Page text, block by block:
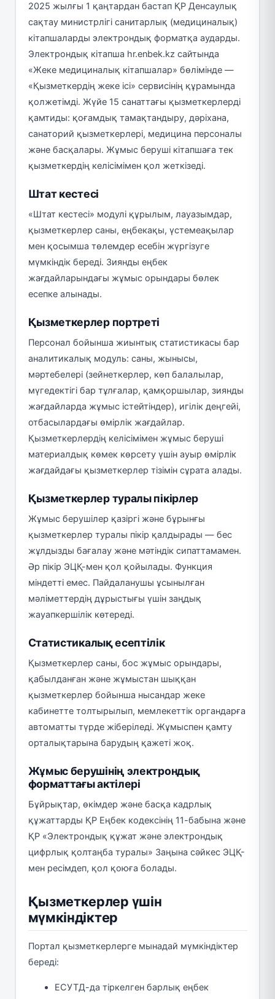
2025 жылғы 1 қаңтардан бастап ҚР Денсаулық
сақтау министрлігі санитарлық (медициналық)
кітапшаларды электрондық форматқа аударды.
Электрондық кітапша hr.enbek.kz сайтында
«Жеке медициналық кітапшалар» бөлімінде —
«Қызметкердің жеке ісі» сервисінің құрамында
қолжетімді. Жүйе 15 санаттағы қызметкерлерді
қамтиды: қоғамдық тамақтандыру, дәріхана,
санаторий қызметкерлері, медицина персоналы
және басқалары. Жұмыс беруші кітапшаға тек
қызметкердің келісімімен қол жеткізеді.
Штат кестесі
«Штат кестесі» модулі құрылым, лауазымдар,
қызметкерлер саны, еңбекақы, үстемеақылар
мен қосымша төлемдер есебін жүргізуге
мүмкіндік береді. Зиянды еңбек
жағдайларындағы жұмыс орындары бөлек
есепке алынады.
Қызметкерлер портреті
Персонал бойынша жиынтық статистикасы бар
аналитикалық модуль: саны, жынысы,
мәртебелері (зейнеткерлер, көп балалылар,
мүгедектігі бар тұлғалар, қамқоршылар, зиянды
жағдайларда жұмыс істейтіндер), игілік деңгейі,
отбасылардағы өмірлік жағдайлар.
Қызметкерлердің келісімімен жұмыс беруші
материалдық көмек көрсету үшін ауыр өмірлік
жағдайдағы қызметкерлер тізімін сұрата алады.
Қызметкерлер туралы пікірлер
Жұмыс берушілер қазіргі және бұрынғы
қызметкерлер туралы пікір қалдырады — бес
жұлдызды бағалау және мәтіндік сипаттамамен.
Әр пікір ЭЦҚ-мен қол қойылады. Функция
міндетті емес. Пайдаланушы ұсынылған
мәліметтердің дұрыстығы үшін заңдық
жауапкершілік көтереді.
Статистикалық есептілік
Қызметкерлер саны, бос жұмыс орындары,
қабылданған және жұмыстан шыққан
қызметкерлер бойынша нысандар жеке
кабинетте толтырылып, мемлекеттік органдарға
автоматты түрде жіберіледі. Жұмыспен қамту
орталықтарына барудың қажеті жоқ.
Жұмыс берушінің электрондық
форматтағы актілері
Бұйрықтар, өкімдер және басқа кадрлық
құжаттарды ҚР Еңбек кодексінің 11-бабына және
ҚР «Электрондық құжат және электрондық
цифрлық қолтаңба туралы» Заңына сәйкес ЭЦҚ-
мен ресімдеп, қол қоюға болады.
Қызметкерлер үшін
мүмкіндіктер
Портал қызметкерлерге мынадай мүмкіндіктер
береді:
ЕСУТД-да тіркелген барлық еңбек